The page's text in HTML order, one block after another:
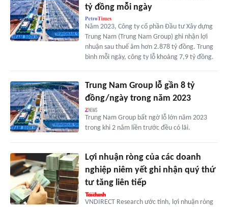
tỷ đồng mỗi ngày
Năm 2023, Công ty cổ phần Đầu tư Xây dựng
Trung Nam (Trung Nam Group) ghi nhận lợi
nhuận sau thuế âm hơn 2.878 tỷ đồng. Trung
bình mỗi ngày, công ty lỗ khoảng 7,9 tỷ đồng.
Trung Nam Group lỗ gần 8 tỷ
đồng/ngày trong năm 2023
Trung Nam Group bất ngờ lỗ lớn năm 2023
trong khi 2 năm liền trước đều có lãi.
Lợi nhuận ròng của các doanh
nghiệp niêm yết ghi nhận quý thứ
tư tăng liên tiếp
VNDIRECT Research ước tính, lợi nhuận ròng